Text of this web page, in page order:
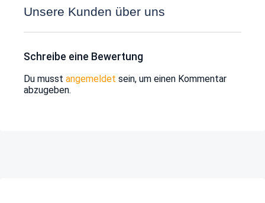
Unsere Kunden über uns
Schreibe eine Bewertung
Du musst angemeldet sein, um einen Kommentar
abzugeben.